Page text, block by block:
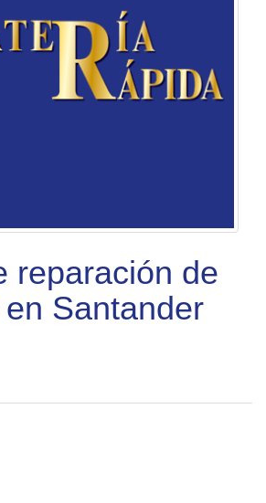
reparación de
Santander